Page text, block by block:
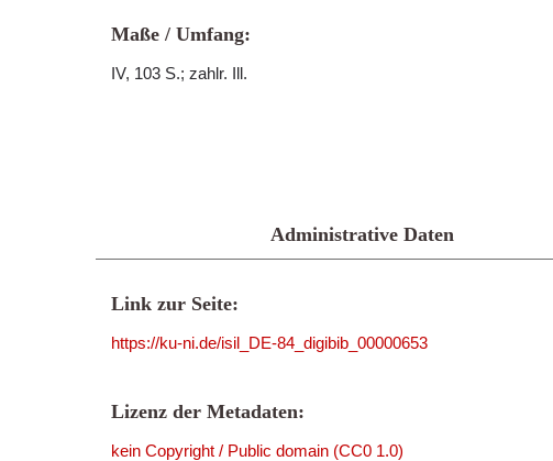
Maße / Umfang:
IV, 103 S.; zahlr. Ill.
Administrative Daten
Link zur Seite:
https://ku-ni.de/isil_DE-84_digibib_00000653
Lizenz der Metadaten:
kein Copyright / Public domain (CC0 1.0)